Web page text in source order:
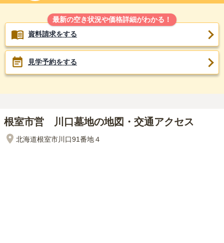
最新の空き状況や価格詳細がわかる！
資料請求をする
見学予約をする
根室市営 川口墓地の地図・交通アクセス
北海道根室市川口91番地４